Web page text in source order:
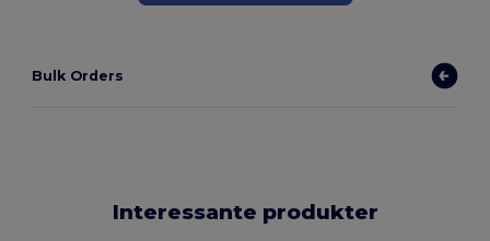
Bulk Orders
Interessante produkter